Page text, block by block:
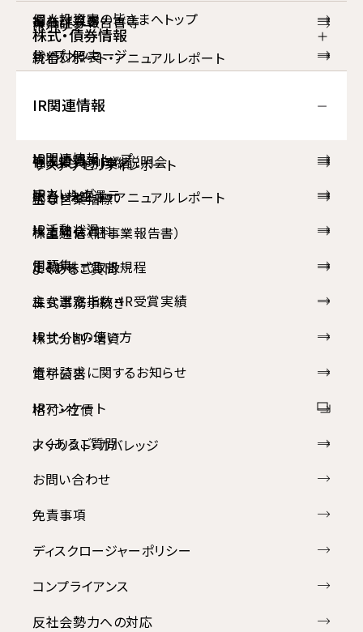
IRポリシー
有価証券報告書等
統合レポート・アニュアルレポート
コーポレート・ガバナンス報告書
サステナビリティレポート
損益計算書
貸借対照表
セグメント別業績
主な営業指標
個人投資家の皆さまへトップ
トップメッセージ
個人投資家向け説明会
統合レポート・アニュアルレポート
株主通信（旧事業報告書）
よくあるご質問
株式・債券情報
株主情報
配当・株主還元
株主総会資料
定款・株式取扱規程
株式事務手続き
株式分割・増資
電子公告
格付・社債
アナリスト・カバレッジ
IR関連情報
IR関連情報トップ
IRカレンダー
IR活動状況
用語集
主な選定指数・IR受賞実績
IRサイトの使い方
資料請求に関するお知らせ
IRアンケート
よくあるご質問
お問い合わせ
免責事項
ディスクロージャーポリシー
コンプライアンス
反社会勢力への対応